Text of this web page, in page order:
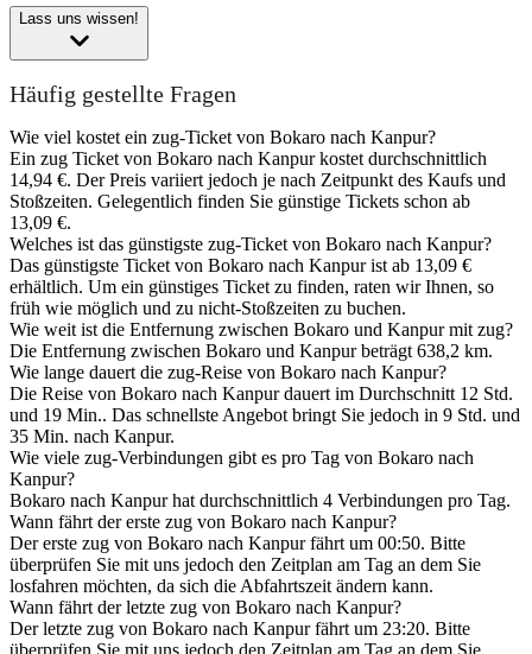
Lass uns wissen!
Häufig gestellte Fragen
Wie viel kostet ein zug-Ticket von Bokaro nach Kanpur?
Ein zug Ticket von Bokaro nach Kanpur kostet durchschnittlich
14,94 €. Der Preis variiert jedoch je nach Zeitpunkt des Kaufs und
Stoßzeiten. Gelegentlich finden Sie günstige Tickets schon ab
13,09 €.
Welches ist das günstigste zug-Ticket von Bokaro nach Kanpur?
Das günstigste Ticket von Bokaro nach Kanpur ist ab 13,09 €
erhältlich. Um ein günstiges Ticket zu finden, raten wir Ihnen, so
früh wie möglich und zu nicht-Stoßzeiten zu buchen.
Wie weit ist die Entfernung zwischen Bokaro und Kanpur mit zug?
Die Entfernung zwischen Bokaro und Kanpur beträgt 638,2 km.
Wie lange dauert die zug-Reise von Bokaro nach Kanpur?
Die Reise von Bokaro nach Kanpur dauert im Durchschnitt 12 Std.
und 19 Min.. Das schnellste Angebot bringt Sie jedoch in 9 Std. und
35 Min. nach Kanpur.
Wie viele zug-Verbindungen gibt es pro Tag von Bokaro nach
Kanpur?
Bokaro nach Kanpur hat durchschnittlich 4 Verbindungen pro Tag.
Wann fährt der erste zug von Bokaro nach Kanpur?
Der erste zug von Bokaro nach Kanpur fährt um 00:50. Bitte
überprüfen Sie mit uns jedoch den Zeitplan am Tag an dem Sie
losfahren möchten, da sich die Abfahrtszeit ändern kann.
Wann fährt der letzte zug von Bokaro nach Kanpur?
Der letzte zug von Bokaro nach Kanpur fährt um 23:20. Bitte